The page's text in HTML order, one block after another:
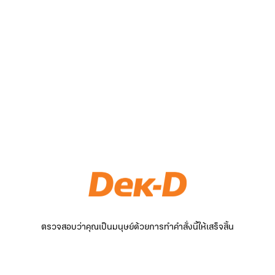
ตรวจสอบว่าคุณเป็นมนุษย์ด้วยการทำคำสั่งนี้ให้เสร็จสิ้น